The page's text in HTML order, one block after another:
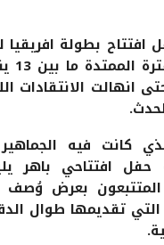
بطولة افريقيا
انهالت الانتقادات
كانت فيه الجماهير
حفل افتتاحي باهر
المتتبعون بعرض وُصف
التي تقديمها طوال